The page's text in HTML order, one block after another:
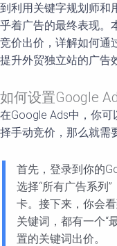
到利用关键字规划师和
乎着广告的最终表现。
竞价出价，详解如何通
提升外贸独立站的广告
如何设置Google
在Google Ads中，你
择手动竞价，那么就需
首先，登录到你的
选择“所有广告系列
卡。接下来，你会
关键词，都有一个“
置的关键词出价。